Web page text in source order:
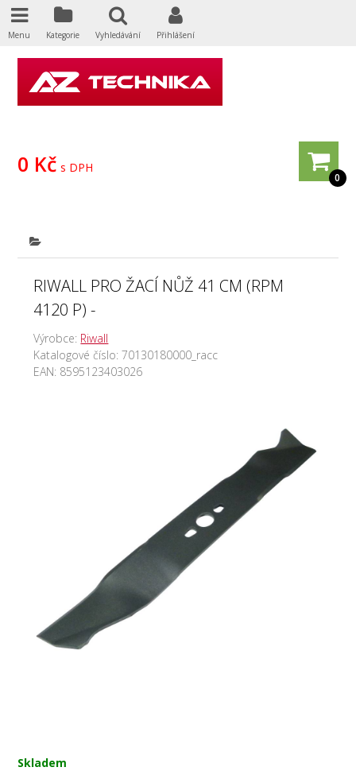
0
0 Kč s DPH
RIWALL PRO ŽACÍ NŮŽ 41 CM (RPM
4120 P) -
Výrobce: Riwall
Katalogové číslo:70130180000_racc
EAN: 8595123403026
Skladem
Menu Kategorie Vyhledávání Přihlášení